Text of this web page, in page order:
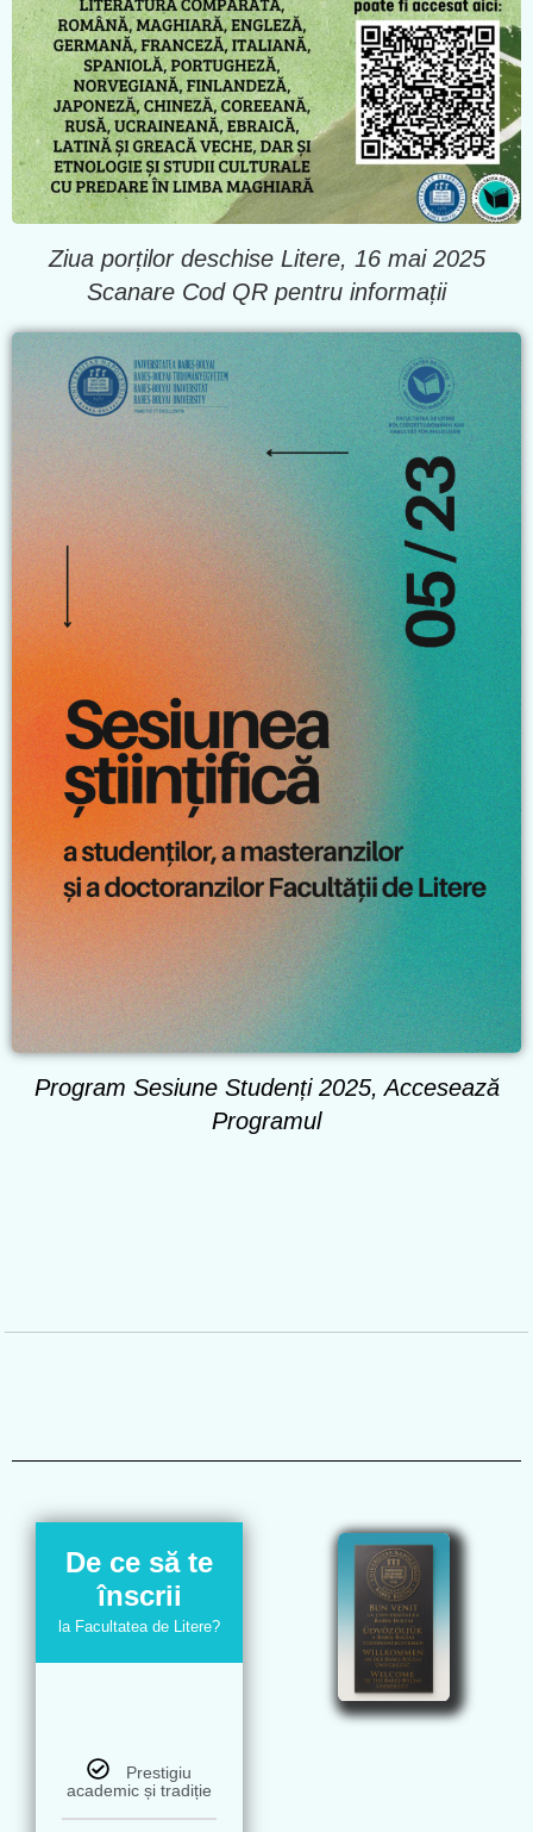
Ziua porților deschise Litere, 16 mai 2025
Scanare Cod QR pentru informații
Program Sesiune Studenți 2025, Accesează
Programul
De ce să te
înscrii
la Facultatea de Litere?
Prestigiu
academic și tradiție